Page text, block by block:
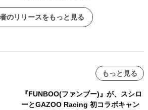
のリリースをもっと見る
もっと見る
『FUNBOO(ファンブー)』が、スシロ
ーとGAZOO Racing 初コラボキャン